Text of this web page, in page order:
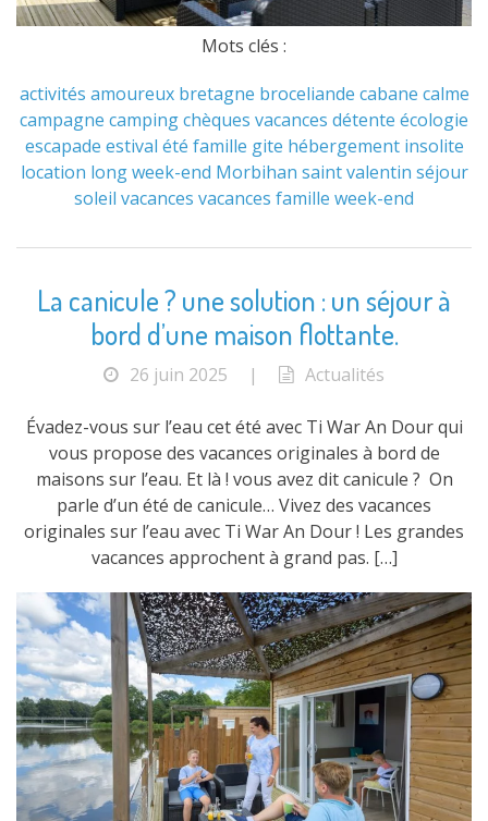
Mots clés :
activités amoureux bretagne broceliande cabane calme
campagne campingchèques vacances détente écologie
escapade estival été famille gite hébergement insolite
location long week-end Morbihan saint valentin séjour
soleil vacances vacances famille week-end
La canicule ? une solution : un séjour à
bord d’une maison flottante.
26 juin 2025 | Actualités
Évadez-vous sur l’eau cet été avec Ti War An Dour qui
vous propose des vacances originales à bord de
maisons sur l’eau. Et là ! vous avez dit canicule ? On
parle d’un été de canicule… Vivez des vacances
originales sur l’eau avec Ti War An Dour ! Les grandes
vacances approchent à grand pas. […]